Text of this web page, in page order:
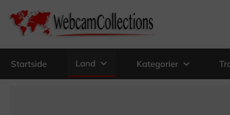
Startside Land expand_more Kategorier expand_more